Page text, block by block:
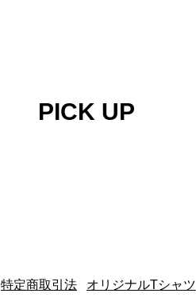
PICK UP
特定商取引法 オリジナルTシャツ